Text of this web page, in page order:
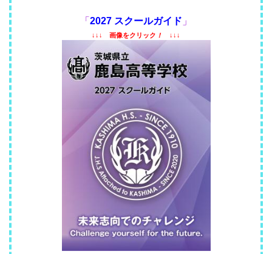
「 2027 スクールガイド 」
↓↓↓ 画像をクリック ！ ↓↓↓